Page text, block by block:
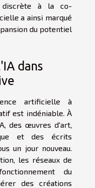
discrète à la co-
a ainsi marqué
du potentiel
dans
artificielle à
est indéniable. À
des œuvres d'art,
et des écrits
un jour nouveau.
les réseaux de
du
des créations